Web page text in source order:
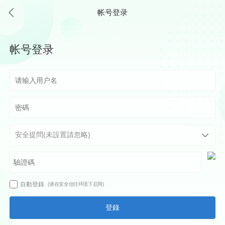
帐号登录
帐号登录
自動登錄 (请在安全信任环境下启用)
登錄